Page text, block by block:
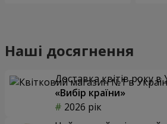
Наші досягнення
Доставка квітів року в
«Вибір країни»
2026 рік